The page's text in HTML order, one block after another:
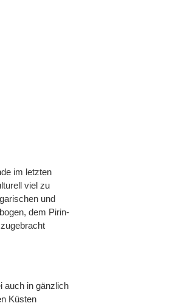
im letzten
viel zu
und
dem Pirin-
auch in gänzlich
Küsten